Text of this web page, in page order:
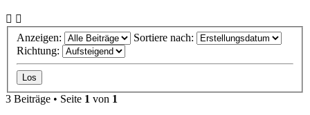
Anzeigen:
Sortiere nach:
Richtung:
3 Beiträge • Seite 1 von 1